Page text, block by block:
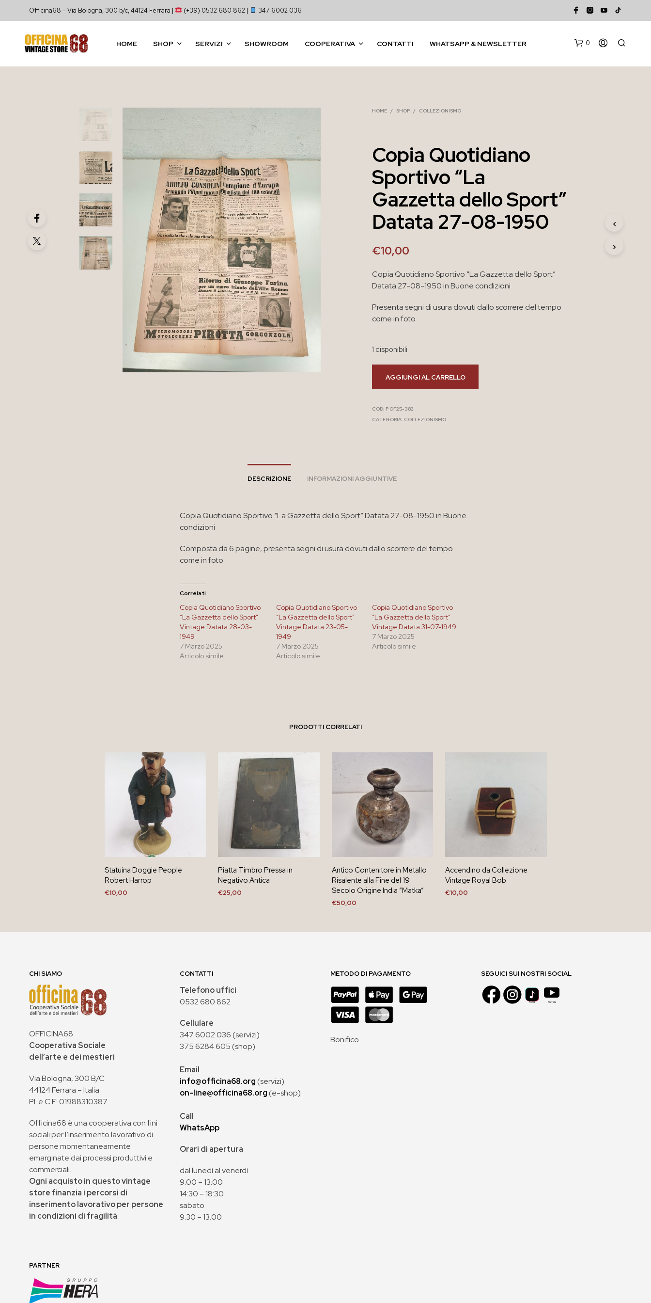
Officina68 – Via Bologna, 300 b/c, 44124 Ferrara | (+39) 0532 680 862 | 347 6002 036
HOME SHOP SERVIZI SHOWROOM COOPERATIVA CONTATTI WHATSAPP & NEWSLETTER 0
HOME / SHOP / COLLEZIONISMO
Copia Quotidiano
Sportivo “La
Gazzetta dello Sport”
Datata 27-08-1950
€10,00
Copia Quotidiano Sportivo “La Gazzetta dello Sport”
Datata 27-08-1950 in Buone condizioni
Presenta segni di usura dovuti dallo scorrere del tempo
come in foto
1 disponibili
AGGIUNGI AL CARRELLO
COD: P OF25-382
CATEGORIA: COLLEZIONISMO
DESCRIZIONE INFORMAZIONI AGGIUNTIVE
Copia Quotidiano Sportivo “La Gazzetta dello Sport” Datata 27-08-1950 in Buone
condizioni
Composta da 6 pagine, presenta segni di usura dovuti dallo scorrere del tempo
come in foto
Correlati
Copia Quotidiano Sportivo
“La Gazzetta dello Sport”
Vintage Datata 28-03-
1949
7 Marzo 2025
Articolo simile
Copia Quotidiano Sportivo
“La Gazzetta dello Sport”
Vintage Datata 23-05-
1949
7 Marzo 2025
Articolo simile
Copia Quotidiano Sportivo
“La Gazzetta dello Sport”
Vintage Datata 31-07-1949
7 Marzo 2025
Articolo simile
PRODOTTI CORRELATI
Statuina Doggie People
Robert Harrop
€10,00
Piatta Timbro Pressa in
Negativo Antica
€25,00
Antico Contenitore in Metallo
Risalente alla Fine del 19
Secolo Origine India “Matka”
€50,00
Accendino da Collezione
Vintage Royal Bob
€10,00
CHI SIAMO
OFFICINA68
Cooperativa Sociale
dell’arte e dei mestieri
Via Bologna, 300 B/C
44124 Ferrara – Italia
P.I. e C.F.: 01988310387
Officina68 è una cooperativa con fini
sociali per l’inserimento lavorativo di
persone momentaneamente
emarginate dai processi produttivi e
commerciali.
Ogni acquisto in questo vintage
store finanzia i percorsi di
inserimento lavorativo per persone
in condizioni di fragilità
CONTATTI
Telefono uffici
0532 680 862
Cellulare
347 6002 036 (servizi)
375 6284 605 (shop)
Email
info@officina68.org(servizi)
on-line@officina68.org(e-shop)
Call
WhatsApp
Orari di apertura
dal lunedì al venerdì
9:00 – 13:00
14:30 – 18:30
sabato
9:30 – 13:00
METODO DI PAGAMENTO
Bonifico
SEGUICI SUI NOSTRI SOCIAL
PARTNER